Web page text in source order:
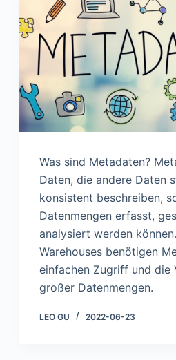
g
e
Was sind Metadaten?
Daten, die andere Daten
konsistent beschreiben,
Datenmengen erfasst,
analysiert werden
Warehouses benötigen
einfachen Zugriff und die
großer Datenmengen.
LEO GU 2022-06-23